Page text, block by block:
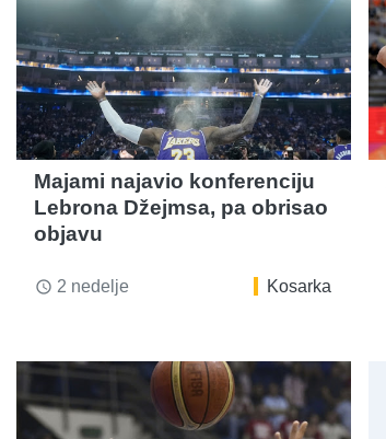
Majami najavio konferenciju
Lebrona Džejmsa, pa obrisao
objavu
access_time 2 nedelje Kosarka